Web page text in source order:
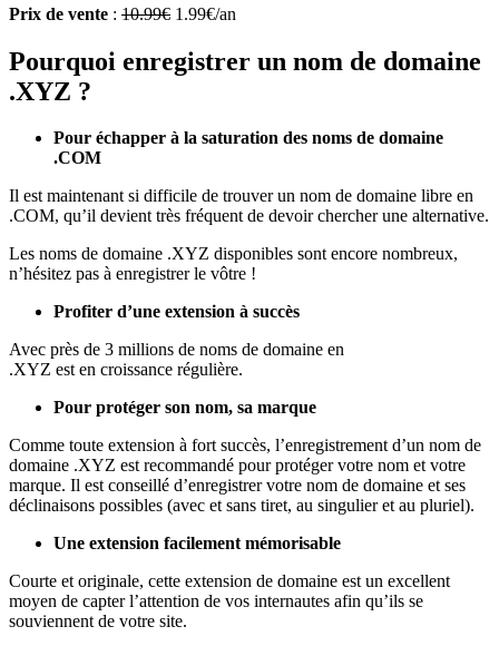
Prix de vente : 10.99€ 1.99€/an
Pourquoi enregistrer un nom de domaine
.XYZ ?
Pour échapper à la saturation des noms de domaine
.COM
Il est maintenant si difficile de trouver un nom de domaine libre en
.COM, qu’il devient très fréquent de devoir chercher une alternative.
Les noms de domaine .XYZ disponibles sont encore nombreux,
n’hésitez pas à enregistrer le vôtre !
Profiter d’une extension à succès
Avec près de 3 millions de noms de domaine en
.XYZ est en croissance régulière.
Pour protéger son nom, sa marque
Comme toute extension à fort succès, l’enregistrement d’un nom de
domaine .XYZ est recommandé pour protéger votre nom et votre
marque. Il est conseillé d’enregistrer votre nom de domaine et ses
déclinaisons possibles (avec et sans tiret, au singulier et au pluriel).
Une extension facilement mémorisable
Courte et originale, cette extension de domaine est un excellent
moyen de capter l’attention de vos internautes afin qu’ils se
souviennent de votre site.